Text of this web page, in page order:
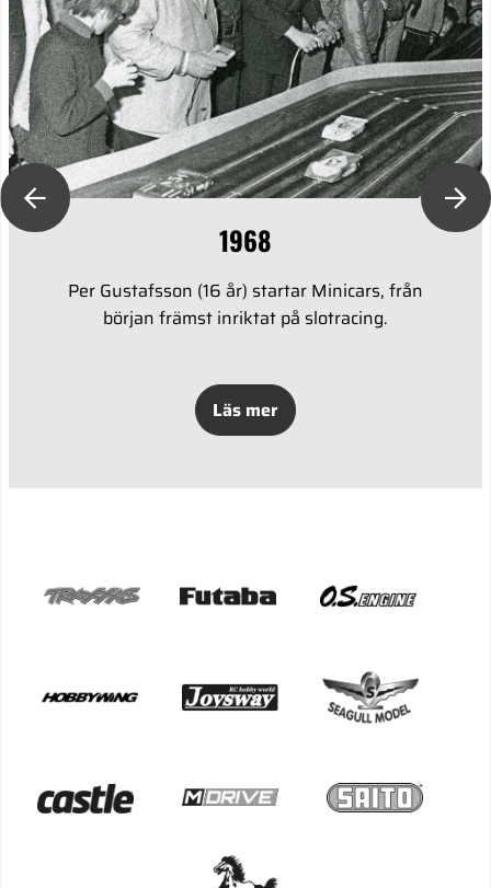
1968
Per Gustafsson (16 år) startar Minicars, från
början främst inriktat på slotracing.
Läs mer